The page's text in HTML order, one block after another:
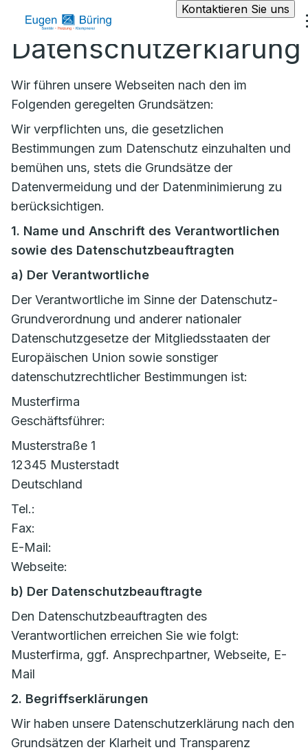
Kontaktieren Sie uns
Datenschutzerklärung
Wir führen unsere Webseiten nach den im
Folgenden geregelten Grundsätzen:
Wir verpflichten uns, die gesetzlichen
Bestimmungen zum Datenschutz einzuhalten und
bemühen uns, stets die Grundsätze der
Datenvermeidung und der Datenminimierung zu
berücksichtigen.
1. Name und Anschrift des Verantwortlichen
sowie des Datenschutzbeauftragten
a) Der Verantwortliche
Der Verantwortliche im Sinne der Datenschutz-
Grundverordnung und anderer nationaler
Datenschutzgesetze der Mitgliedsstaaten der
Europäischen Union sowie sonstiger
datenschutzrechtlicher Bestimmungen ist:
Musterfirma
Geschäftsführer:
Musterstraße 1
12345 Musterstadt
Deutschland
Tel.:
Fax:
E-Mail:
Webseite:
b) Der Datenschutzbeauftragte
Den Datenschutzbeauftragten des
Verantwortlichen erreichen Sie wie folgt:
Musterfirma, ggf. Ansprechpartner, Webseite, E-
Mail
2. Begriffserklärungen
Wir haben unsere Datenschutzerklärung nach den
Grundsätzen der Klarheit und Transparenz